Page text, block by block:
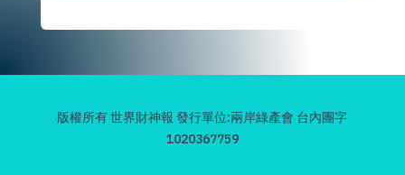
版權所有 世界財神報 發行單位:兩岸綠產會 台內團字
1020367759